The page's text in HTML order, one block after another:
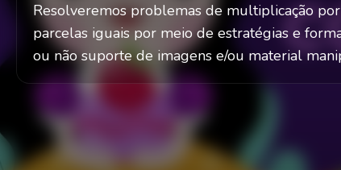
Resolveremos problemas de multiplicação
parcelas iguais por meio de estratégias e
ou não suporte de imagens e/ou material